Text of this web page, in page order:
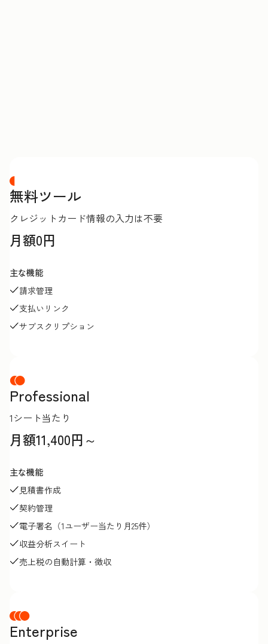
無料ツール
クレジットカード情報の入力は不要
月額0円
主な機能
請求管理
支払いリンク
サブスクリプション
Professional
1シート当たり
月額11,400円～
主な機能
見積書作成
契約管理
電子署名（1ユーザー当たり月25件）
収益分析スイート
売上税の自動計算・徴収
Enterprise